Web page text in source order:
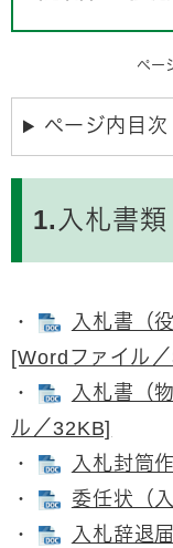
ペー
ページ内目次
1.入札書類
・
入札書（
[Wordファイル
・
入札書（
ル／32KB]
・
入札封筒
・
委任状（
・
入札辞退